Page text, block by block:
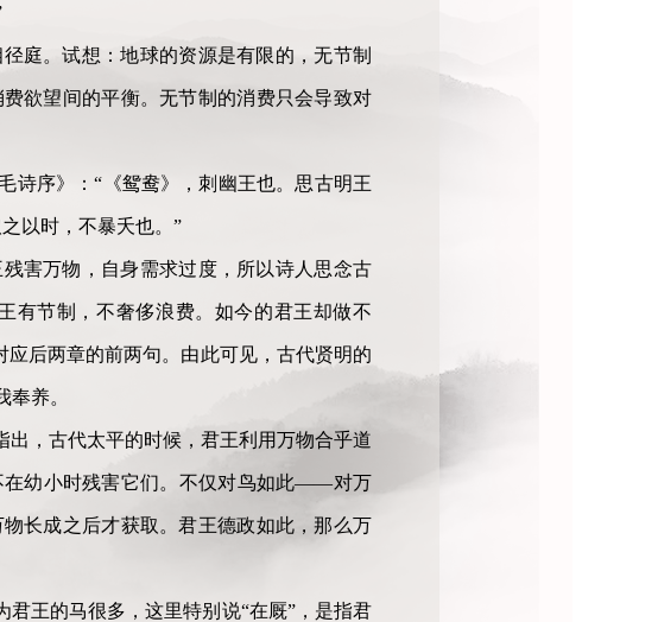
庭。试想：地球的资源是有限的，无节制
欲望间的平衡。无节制的消费只会导致对
诗序》：“《鸳鸯》，刺幽王也。思古明王
以时，不暴夭也。”
害万物，自身需求过度，所以诗人思念古
有节制，不奢侈浪费。如今的君王却做不
应后两章的前两句。由此可见，古代贤明的
养。
，古代太平的时候，君王利用万物合乎道
在幼小时残害它们。不仅对鸟如此——对万
长成之后才获取。君王德政如此，那么万
王的马很多，这里特别说“在厩”，是指君